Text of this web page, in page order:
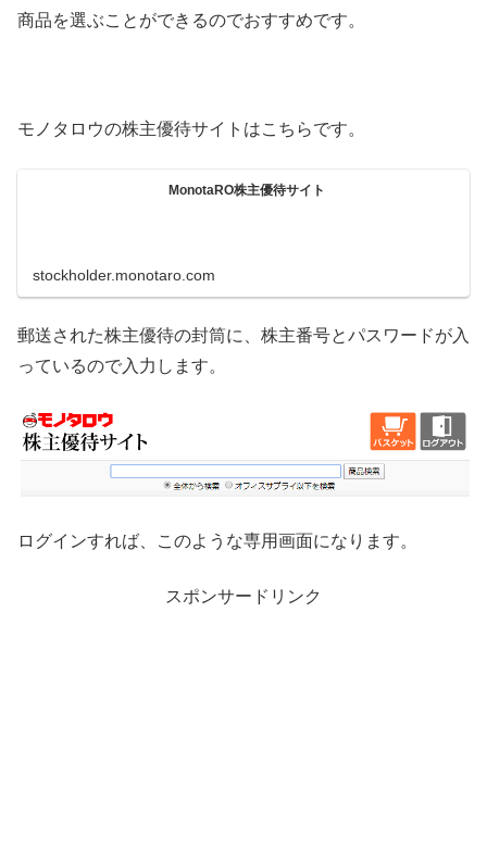
商品を選ぶことができるのでおすすめです。
モノタロウの株主優待サイトはこちらです。
MonotaRO株主優待サイト
stockholder.monotaro.com
郵送された株主優待の封筒に、株主番号とパスワードが入
っているので入力します。
ログインすれば、このような専用画面になります。
スポンサードリンク